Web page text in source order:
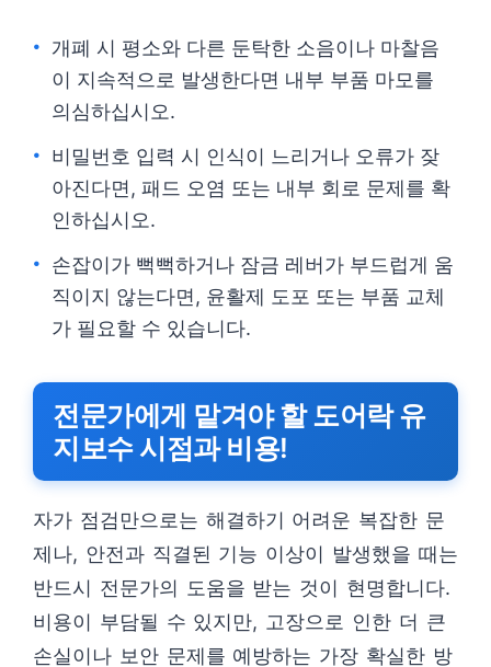
개폐 시 평소와 다른 둔탁한 소음이나 마찰음
이 지속적으로 발생한다면 내부 부품 마모를
의심하십시오.
비밀번호 입력 시 인식이 느리거나 오류가 잦
아진다면, 패드 오염 또는 내부 회로 문제를 확
인하십시오.
손잡이가 뻑뻑하거나 잠금 레버가 부드럽게 움
직이지 않는다면, 윤활제 도포 또는 부품 교체
가 필요할 수 있습니다.
전문가에게 맡겨야 할 도어락 유
지보수 시점과 비용!
자가 점검만으로는 해결하기 어려운 복잡한 문
제나, 안전과 직결된 기능 이상이 발생했을 때는
반드시 전문가의 도움을 받는 것이 현명합니다.
비용이 부담될 수 있지만, 고장으로 인한 더 큰
손실이나 보안 문제를 예방하는 가장 확실한 방